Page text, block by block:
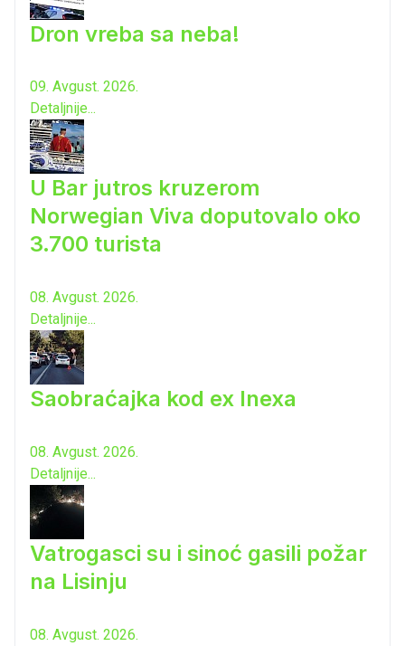
Dron vreba sa neba!
09. Avgust. 2026.
Detaljnije...
U Bar jutros kruzerom
Norwegian Viva doputovalo oko
3.700 turista
08. Avgust. 2026.
Detaljnije...
Saobraćajka kod ex Inexa
08. Avgust. 2026.
Detaljnije...
Vatrogasci su i sinoć gasili požar
na Lisinju
08. Avgust. 2026.